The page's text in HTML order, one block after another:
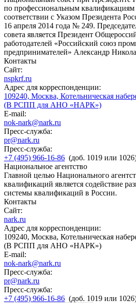
по профессиональным квалификациям
соответствии с Указом Президента
16 апреля 2014 года № 249.
совета является Президент
работодателей «Российский союз
предпринимателей» Александр
Контакты
Сайт:
nspkrf.ru
Адрес для корреспонденции:
109240, Москва, Котельническая
(В РСПП для АНО «НАРК»)
E-mail:
nok-nark@nark.ru
Пресс-служба:
pr@nark.ru
Пресс-служба:
+7 (495) 966-16-86 (доб. 1019 или
Национальное агентство
Главной целью Национального
квалификаций является содействие
системы квалификаций в России.
Контакты
Сайт:
nark.ru
Адрес для корреспонденции:
109240, Москва, Котельническая
(В РСПП для АНО «НАРК»)
E-mail:
nok-nark@nark.ru
Пресс-служба:
pr@nark.ru
Пресс-служба:
+7 (495) 966-16-86 (доб. 1019 или